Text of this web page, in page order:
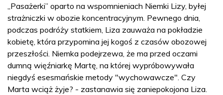
„Pasażerki” oparto na wspomnieniach Niemki Lizy, byłej
strażniczki w obozie koncentracyjnym. Pewnego dnia,
podczas podróży statkiem, Liza zauważa na pokładzie
kobietę, która przypomina jej kogoś z czasów obozowej
przeszłości. Niemka podejrzewa, że ma przed oczami
dumną więźniarkę Martę, na której wypróbowywała
niegdyś esesmańskie metody "wychowawcze". Czy
Marta wciąż żyje? - zastanawia się zaniepokojona Liza.